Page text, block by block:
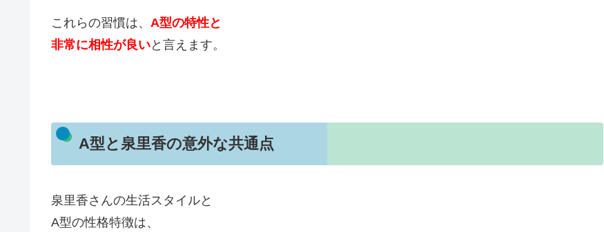
これらの習慣は、 A型の特性と
非常に相性が良いと言えます。
A型と泉里香の意外な共通点
泉里香さんの生活スタイルと
A型の性格特徴は、